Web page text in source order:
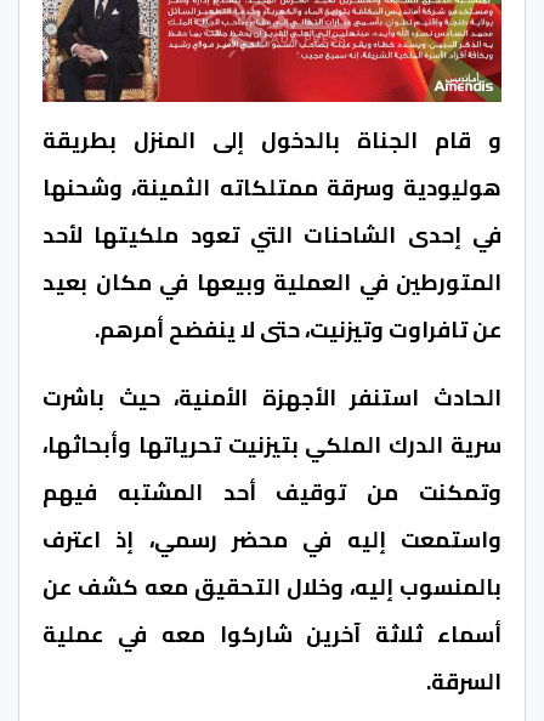
و قام الجناة بالدخول إلى المنزل بطريقة
هوليودية وسرقة ممتلكاته الثمينة، وشحنها
في إحدى الشاحنات التي تعود ملكيتها لأحد
المتورطين في العملية وبيعها في مكان بعيد
عن تافراوت وتيزنيت، حتى لا ينفضح أمرهم.
الحادث استنفر الأجهزة الأمنية، حيث باشرت
سرية الدرك الملكي بتيزنيت تحرياتها وأبحاثها،
وتمكنت من توقيف أحد المشتبه فيهم
واستمعت إليه في محضر رسمي، إذ اعترف
بالمنسوب إليه، وخلال التحقيق معه كشف عن
أسماء ثلاثة آخرين شاركوا معه في عملية
السرقة.